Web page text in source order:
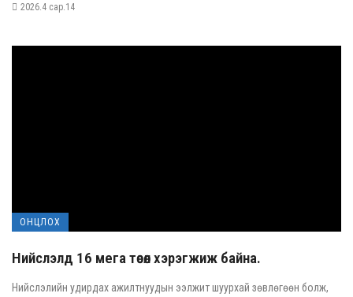
2026.4 сар.14
ОНЦЛОХ
Нийслэлд 16 мега төсөл хэрэгжиж байна.
Нийслэлийн удирдах ажилтнуудын ээлжит шуурхай зөвлөгөөн болж,